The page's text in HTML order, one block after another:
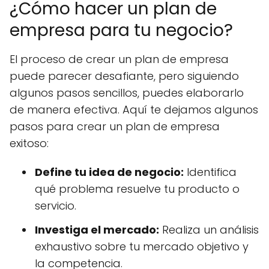
¿Cómo hacer un plan de
empresa para tu negocio?
El proceso de crear un plan de empresa
puede parecer desafiante, pero siguiendo
algunos pasos sencillos, puedes elaborarlo
de manera efectiva. Aquí te dejamos algunos
pasos para crear un plan de empresa
exitoso:
Define tu idea de negocio: Identifica
qué problema resuelve tu producto o
servicio.
Investiga el mercado: Realiza un análisis
exhaustivo sobre tu mercado objetivo y
la competencia.